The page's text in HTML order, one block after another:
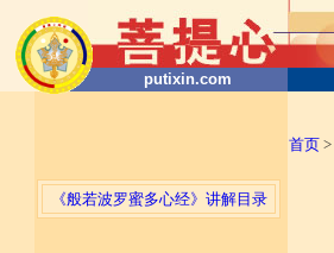
putixin.com
《般若波罗蜜多心经》讲解目录
首页 >